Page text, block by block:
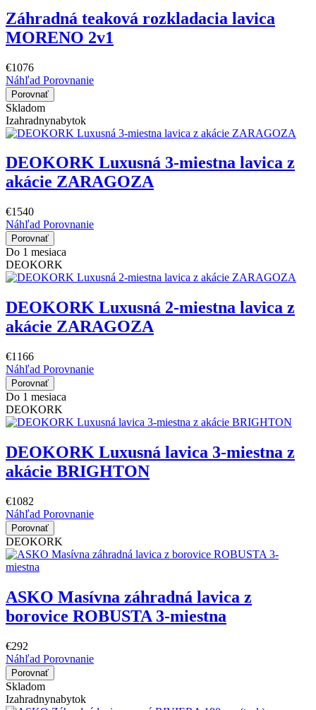
Záhradná teaková rozkladacia lavica
MORENO 2v1
€1076
Náhľad Porovnanie
Porovnať
Skladom
Izahradnynabytok
DEOKORK Luxusná 3-miestna lavica z
akácie ZARAGOZA
€1540
Náhľad Porovnanie
Porovnať
Do 1 mesiaca
DEOKORK
DEOKORK Luxusná 2-miestna lavica z
akácie ZARAGOZA
€1166
Náhľad Porovnanie
Porovnať
Do 1 mesiaca
DEOKORK
DEOKORK Luxusná lavica 3-miestna z
akácie BRIGHTON
€1082
Náhľad Porovnanie
Porovnať
DEOKORK
ASKO Masívna záhradná lavica z
borovice ROBUSTA 3-miestna
€292
Náhľad Porovnanie
Porovnať
Skladom
Izahradnynabytok